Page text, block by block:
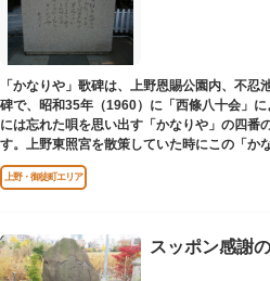
「かなりや」歌碑は、上野恩賜公園内、不忍
碑で、昭和35年（1960）に「西條八十会」
には忘れた唄を思い出す「かなりや」の四番
す。上野東照宮を散策していた時にこの「か
してこの地に建てられました。
上野・御徒町エリア
スッポン感謝